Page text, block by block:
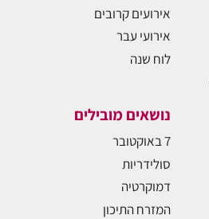
אירועים קרובים
אירועי עבר
לוח שנה
נושאים מובילים
7 באוקטובר
סולידריות
דמוקרטיה
המזרח התיכון